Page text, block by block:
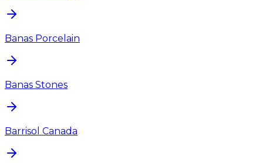
Banas Porcelain
Banas Stones
Barrisol Canada